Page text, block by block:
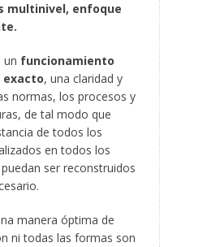
multinivel, enfoque
un funcionamiento
exacto, una claridad y
normas, los procesos y
de tal modo que
de todos los
en todos los
ser reconstruidos
manera óptima de
ni todas las formas son